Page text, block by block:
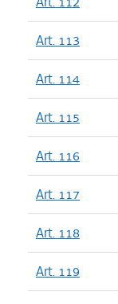
Art. 113
Art. 114
Art. 115
Art. 116
Art. 117
Art. 118
Art. 119